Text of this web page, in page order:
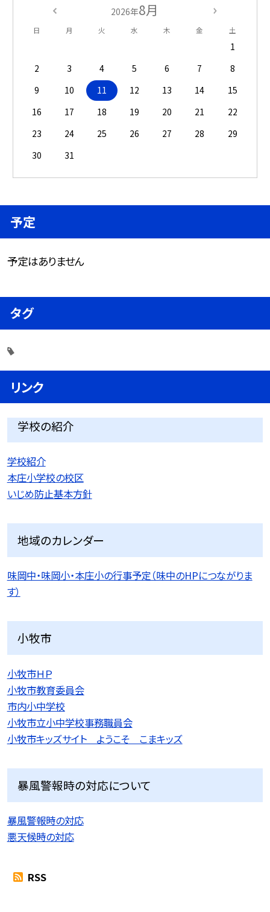
2026年8月
日 月 火 水 木 金 土
1
2
3 4 5 6 7
8
9
10 11 12 13 14
15
16
17 18 19 20 21
22
23
24 25 26 27 28
29
30
31
予定
予定はありません
タグ
リンク
学校の紹介
学校紹介
本庄小学校の校区
いじめ防止基本方針
地域のカレンダー
味岡中・味岡小・本庄小の行事予定（味中のHPにつながりま
す）
小牧市
小牧市ＨＰ
小牧市教育委員会
市内小中学校
小牧市立小中学校事務職員会
小牧市キッズサイト ようこそ こまキッズ
暴風警報時の対応について
暴風警報時の対応
悪天候時の対応
RSS